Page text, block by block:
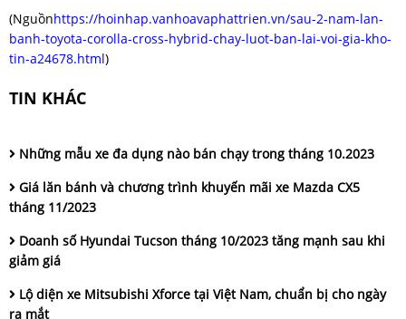
(Nguồnhttps://hoinhap.vanhoavaphattrien.vn/sau-2-nam-lan-
banh-toyota-corolla-cross-hybrid-chay-luot-ban-lai-voi-gia-kho-
tin-a24678.html)
TIN KHÁC
Những mẫu xe đa dụng nào bán chạy trong tháng 10.2023
Giá lăn bánh và chương trình khuyến mãi xe Mazda CX5
tháng 11/2023
Doanh số Hyundai Tucson tháng 10/2023 tăng mạnh sau khi
giảm giá
Lộ diện xe Mitsubishi Xforce tại Việt Nam, chuẩn bị cho ngày
ra mắt